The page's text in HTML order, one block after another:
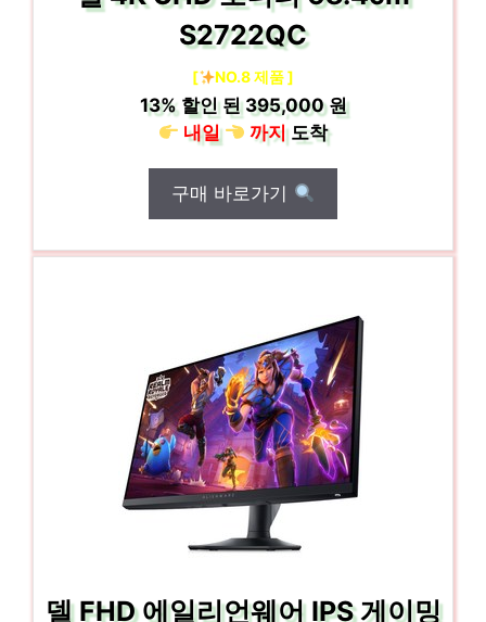
S2722QC
[ NO.8 제품 ]
13%할인 된395,000 원
내일
까지도착
구매 바로가기
델 FHD 에일리언웨어 IPS 게이밍